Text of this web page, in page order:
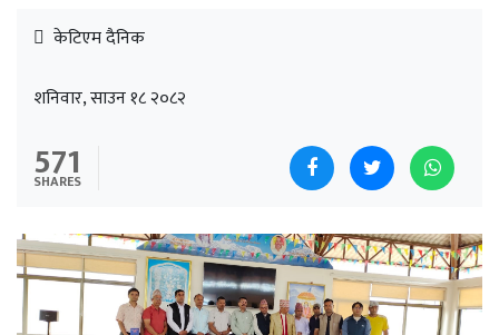
केटिएम दैनिक
शनिवार, साउन १८ २०८२
571
SHARES